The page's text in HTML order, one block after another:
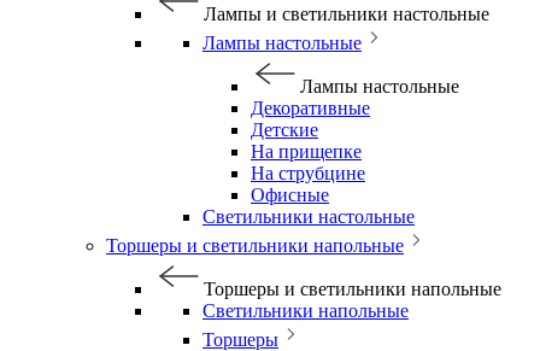
Лампы и светильники настольные
Лампы настольные
Лампы настольные
Декоративные
Детские
На прищепке
На струбцине
Офисные
Светильники настольные
Торшеры и светильники напольные
Торшеры и светильники напольные
Светильники напольные
Торшеры